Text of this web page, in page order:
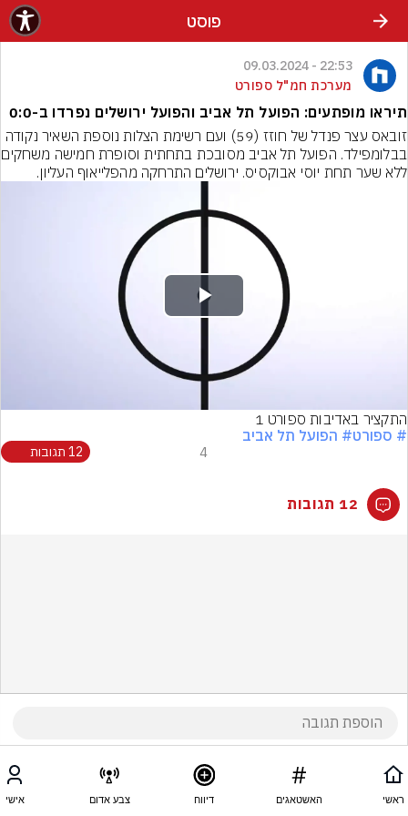
פוסט
22:53 - 09.03.2024
מערכת חמ"ל ספורט
תיראו מופתעים: הפועל תל אביב והפועל ירושלים נפרדו ב-0:0
ללא שער תחת יוסי אבוקסיס. ירושלים התרחקה מהפלייאוף העליון.
Play
Video
התקציר באדיבות ספורט 1
# ספורט# הפועל תל אביב
4 12 תגובות
12 תגובות
ראשי האשטאגים דיווח צבע אדום אישי